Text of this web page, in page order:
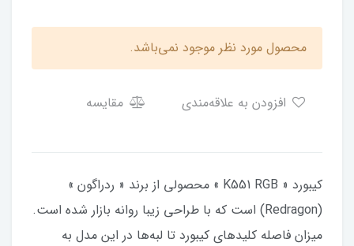
محصول مورد نظر موجود نمی‌باشد.
مقایسه
کیبورد « K551 RGB » محصولی از برند « ردراگون »
(Redragon) است که با طراحی زیبا روانه بازار شده است.
میزان فاصله کلیدهای کیبورد تا لبه‌ها در این مدل به